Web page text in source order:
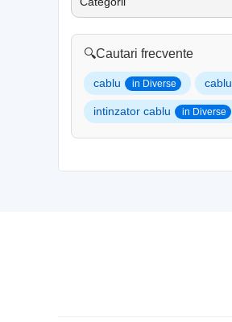
🔍Cautari frecvente
cablu in Diverse cablu
intinzator cablu in Diverse